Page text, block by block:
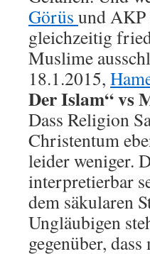
Görüs und AKP
gleichzeitig
Muslime
18.1.2015,
Der Islam“ vs
Dass Religion
Christentum
leider weniger.
interpretierbar
dem säkularen
Ungläubigen
gegenüber,